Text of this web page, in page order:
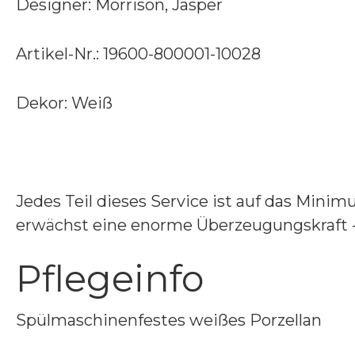
Designer: Morrison, Jasper
Artikel-Nr.: 19600-800001-10028
Dekor: Weiß
Jedes Teil dieses Service ist auf das
erwächst eine enorme Überzeugungskraft
Pflegeinfo
Spülmaschinenfestes weißes Porzellan